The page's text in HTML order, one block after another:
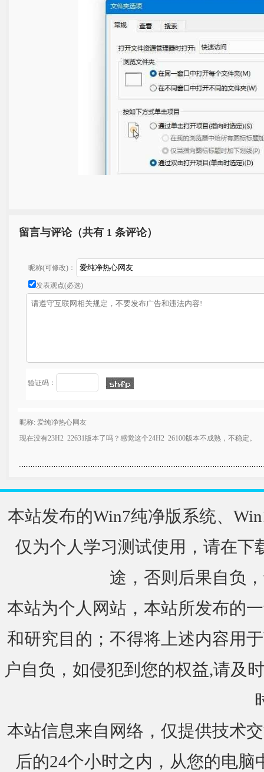
留言与评论（共有 1 条评论）
昵称(可修改)：
发表观点(必选)
验证码：
昵称: 爱纯净热心网友
现在没有23H2 22631版本了吗？感觉这个24H2 26100版本不成熟，不稳定。
本站发布的Win7纯净版系统、
仅为个人学习测试使用，请在下
途，否则后果自负
本站为个人网站，本站所发布的
和研究目的；不得将上述内容用
户自负，如侵犯到您的权益,请及
本站信息来自网络，仅提供技术
后的24个小时之内，从您的电